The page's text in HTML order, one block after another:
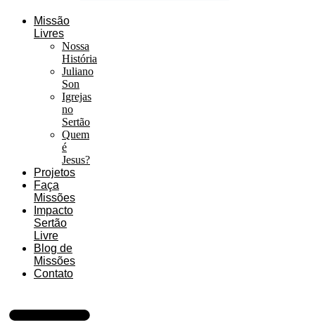
Missão
Livres
Nossa
História
Juliano
Son
Igrejas
no
Sertão
Quem
é
Jesus?
Projetos
Faça
Missões
Impacto
Sertão
Livre
Blog de
Missões
Contato